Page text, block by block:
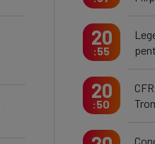
20
55
20
50